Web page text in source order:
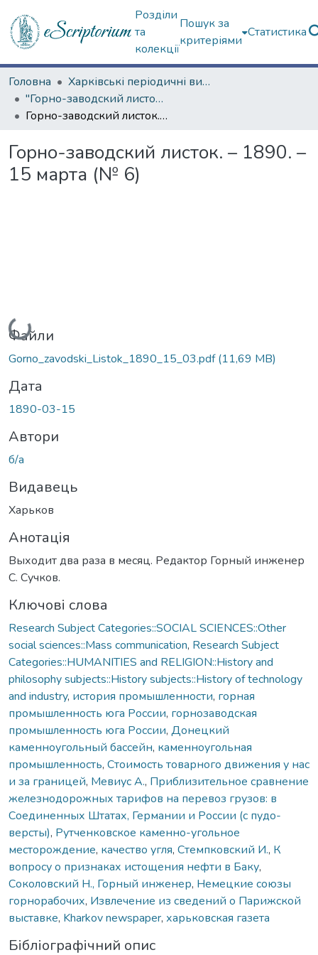
Розділи
та
колекції
Пошук за
критеріями
Статистика
Головна
Харківські періодичні видання
"Горно-заводский листок" (1888–1909 гг.)
Горно-заводский листок. – 1890. – 15 марта (№ 6)
Горно-заводский листок. – 1890. –
15 марта (№ 6)
Вантажиться...
Файли
Gorno_zavodski_Listok_1890_15_03.pdf(11,69 MB)
Дата
1890-03-15
Автори
б/а
Видавець
Харьков
Анотація
Выходит два раза в месяц. Редактор Горный инженер
С. Сучков.
Ключові слова
Research Subject Categories::SOCIAL SCIENCES::Other
social sciences::Mass communication, Research Subject
Categories::HUMANITIES and RELIGION::History and
philosophy subjects::History subjects::History of technology
and industry, история промышленности, горная
промышленность юга России, горнозаводская
промышленность юга России, Донецкий
каменноугольный бассейн, каменноугольная
промышленность, Стоимость товарного движения у нас
и за границей, Мевиус А., Приблизительное сравнение
железнодорожных тарифов на перевоз грузов: в
Соединенных Штатах, Германии и России (с пудо-
версты), Рутченковское каменно-угольное
месторождение, качество угля, Стемпковский И., К
вопросу о признаках истощения нефти в Баку,
Соколовский Н., Горный инженер, Немецкие союзы
горнорабочих, Извлечение из сведений о Парижской
выставке, Kharkov newspaper, харьковская газета
Бібліографічний опис